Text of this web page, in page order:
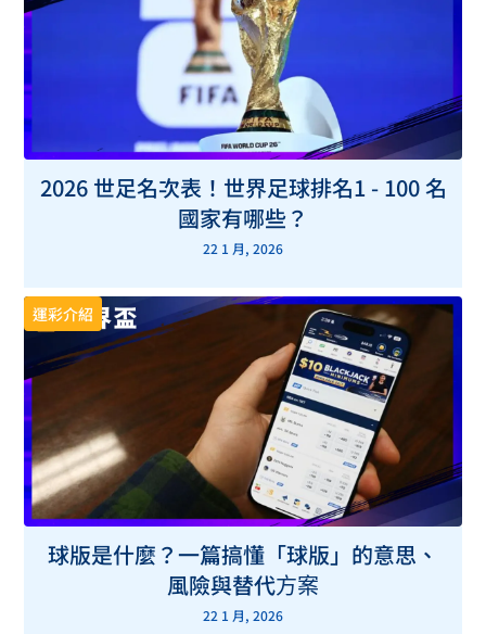
2026 世足名次表！世界足球排名1 - 100 名
國家有哪些？
22 1 月, 2026
運彩介紹
球版是什麼？一篇搞懂「球版」的意思、
風險與替代方案
22 1 月, 2026